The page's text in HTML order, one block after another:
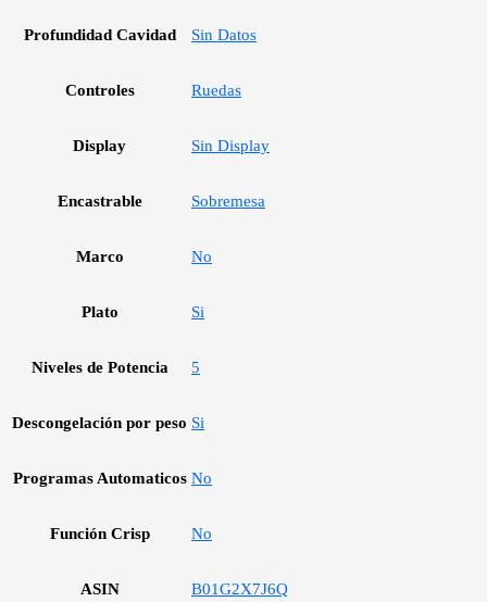
Profundidad Cavidad Sin Datos
Controles Ruedas
Display Sin Display
Encastrable Sobremesa
Marco No
Plato Si
Niveles de Potencia 5
Descongelación por peso Si
Programas Automaticos No
Función Crisp No
ASIN B01G2X7J6Q